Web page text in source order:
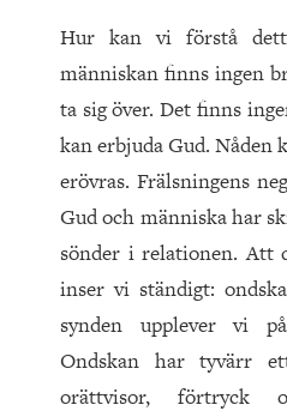
Hur kan vi förstå
människan finns ingen
ta sig över. Det finns
kan erbjuda Gud. Nåden
erövras. Frälsningens
Gud och människa har
sönder i relationen. Att
inser vi ständigt:
synden upplever vi
Ondskan har tyvärr
orättvisor,